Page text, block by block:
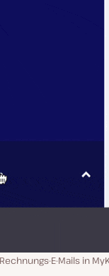
E-Mails in